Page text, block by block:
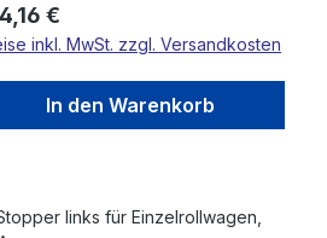
Preis:
€
inkl. MwSt. zzgl. Versandkosten
In den Warenkorb